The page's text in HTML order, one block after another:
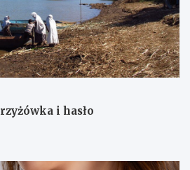
i hasło